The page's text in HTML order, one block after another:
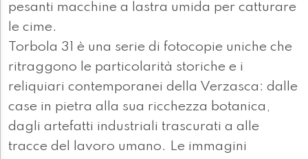
pesanti macchine a lastra umida per catturare
le cime.
Torbola 31 è una serie di fotocopie uniche che
ritraggono le particolarità storiche e i
reliquiari contemporanei della Verzasca: dalle
case in pietra alla sua ricchezza botanica,
dagli artefatti industriali trascurati a alle
tracce del lavoro umano. Le immagini